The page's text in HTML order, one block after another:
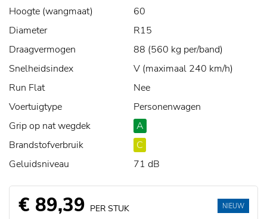
Hoogte (wangmaat)
60
Diameter
R15
Draagvermogen
88 (560 kg per/band)
Snelheidsindex
V (maximaal 240 km/h)
Run Flat
Nee
Voertuigtype
Personenwagen
Grip op nat wegdek
A
Brandstofverbruik
C
Geluidsniveau
71 dB
€ 89,39 PER STUK NIEUW